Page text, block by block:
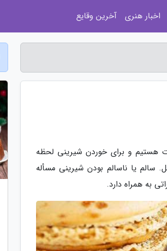
هستیم و برای خوردن شیرینی لحظه
یا ناسالم بودن شیرینی مسأله
به همراه دارد.
اخبار هنری آخرین وقایع